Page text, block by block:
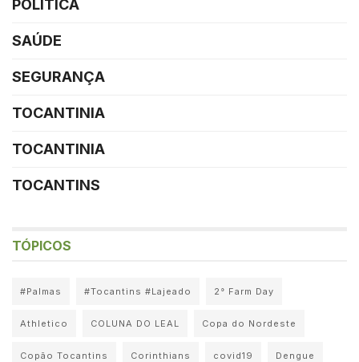
POLÍTICA
SAÚDE
SEGURANÇA
TOCANTINIA
TOCANTINIA
TOCANTINS
TÓPICOS
#Palmas #Tocantins #Lajeado 2° Farm Day
Athletico COLUNA DO LEAL Copa do Nordeste
Copão Tocantins Corinthians covid19 Dengue